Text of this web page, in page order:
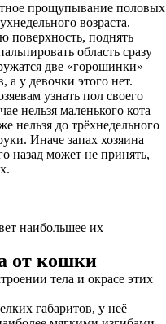
прощупывание половых
возраста.
поверхность, поднять
область сразу
две «горошинки»
а у девочки этого нет.
узнать пол своего
нельзя маленького кота
нельзя до трёхнедельного
Иначе запах хозяина
назад может не принять,
наибольшее их
от кошки
тела и окрасе этих
габаритов, у неё